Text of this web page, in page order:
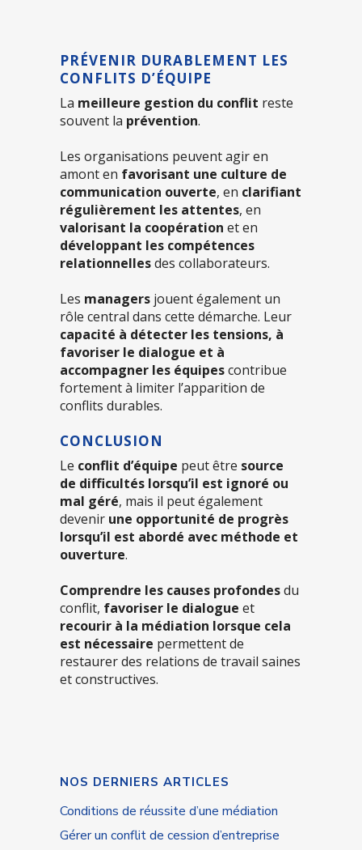
PRÉVENIR DURABLEMENT LES
CONFLITS D’ÉQUIPE
La meilleure gestion du conflit reste
souvent la prévention.
Les organisations peuvent agir en
amont en favorisant une culture de
communication ouverte, en clarifiant
régulièrement les attentes, en
valorisant la coopération et en
développant les compétences
relationnellesdes collaborateurs.
Les managers jouent également un
rôle central dans cette démarche. Leur
capacité à détecter les tensions, à
favoriser le dialogue et à
accompagner les équipescontribue
fortement à limiter l’apparition de
conflits durables.
CONCLUSION
Le conflit d’équipe peut être source
de difficultés lorsqu’il est ignoré ou
mal géré, mais il peut également
devenir une opportunité de progrès
lorsqu’il est abordé avec méthode et
ouverture.
Comprendre les causes profondesdu
conflit, favoriser le dialogue et
recourir à la médiation lorsque cela
est nécessaire permettent de
restaurer des relations de travail saines
et constructives.
NOS DERNIERS ARTICLES
Conditions de réussite d’une médiation
Gérer un conflit de cession d’entreprise